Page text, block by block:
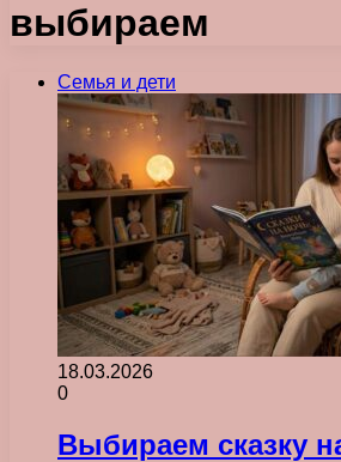
выбираем
Семья и дети
18.03.2026
0
Выбираем сказку